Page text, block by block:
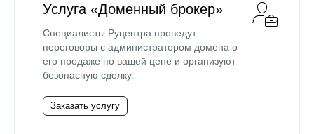
Услуга «Доменный брокер»
Специалисты Руцентра проведут
переговоры с администратором домена о
его продаже по вашей цене и организуют
безопасную сделку.
Заказать услугу